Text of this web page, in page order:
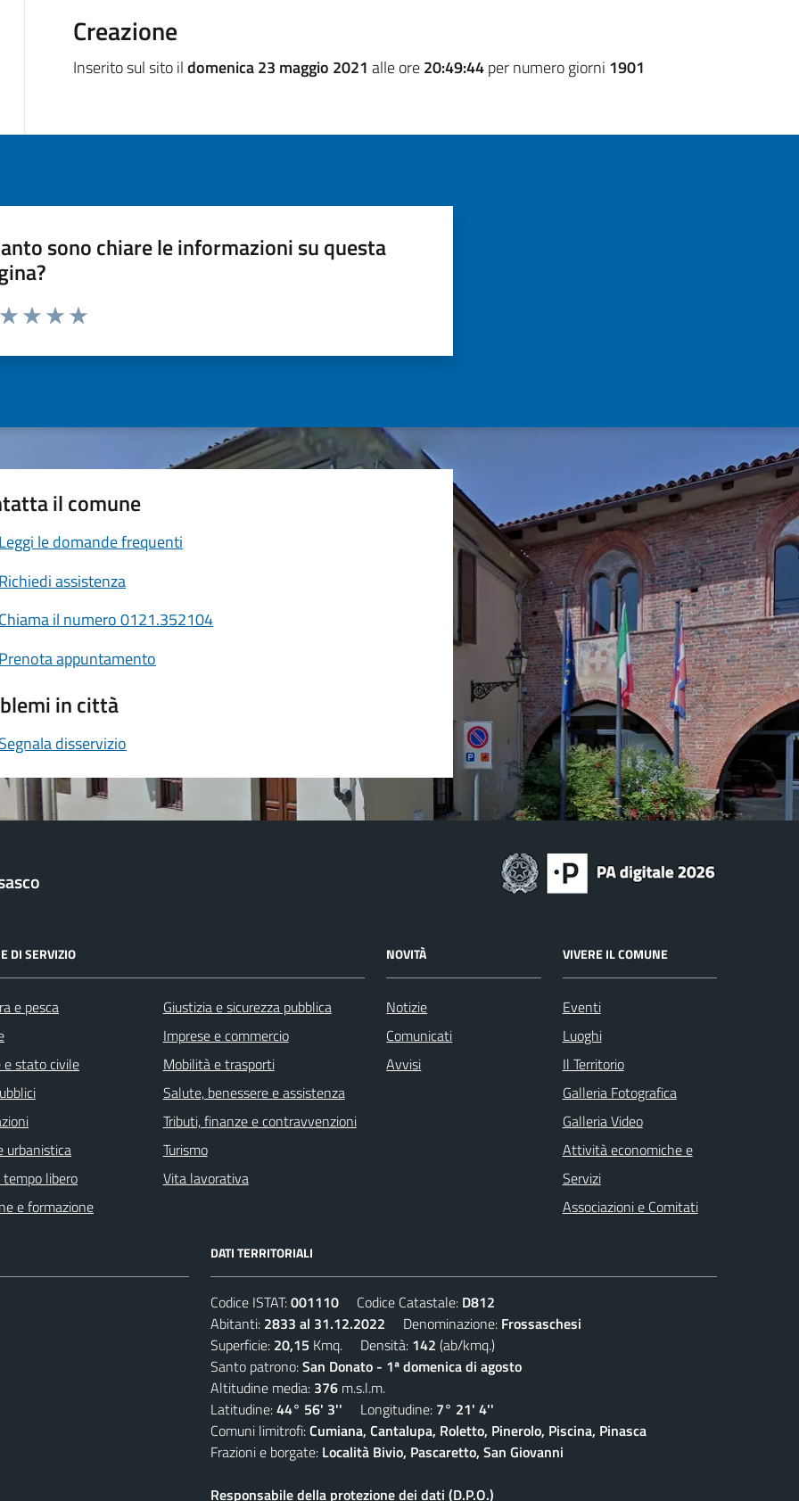
Creazione
Inserito sul sito ildomenica 23 maggio 2021 alle ore20:49:44per numero giorni 1901
sono chiare le informazioni su questa
da 1 a 5 stelle la pagina
il comune
Leggi le domande frequenti
Richiedi assistenza
Chiama il numero 0121.352104
Prenota appuntamento
in città
Segnala disservizio
DI SERVIZIO
e pesca
e stato civile
urbanistica
libero
e formazione
Giustizia e sicurezza pubblica
Imprese e commercio
Mobilità e trasporti
Salute, benessere e assistenza
Tributi, finanze e contravvenzioni
Turismo
Vita lavorativa
NOVITÀ
Notizie
Comunicati
Avvisi
VIVERE IL COMUNE
Eventi
Luoghi
Il Territorio
Galleria Fotografica
Galleria Video
Attività economiche e
Servizi
Associazioni e Comitati
DATI TERRITORIALI
Codice ISTAT:001110 Codice Catastale: D812
Abitanti: 2833 al 31.12.2022 Denominazione: Frossaschesi
Superficie: 20,15 Kmq. Densità: 142 (ab/kmq.)
Santo patrono:San Donato - 1ª domenica di agosto
Altitudine media: 376 m.s.l.m.
Latitudine:44° 56' 3'' Longitudine: 7° 21' 4''
Comuni limitrofi:Cumiana, Cantalupa, Roletto, Pinerolo, Piscina, Pinasca
Frazioni e borgate: Località Bivio, Pascaretto, San Giovanni
Responsabile della protezione dei dati (D.P.O.)